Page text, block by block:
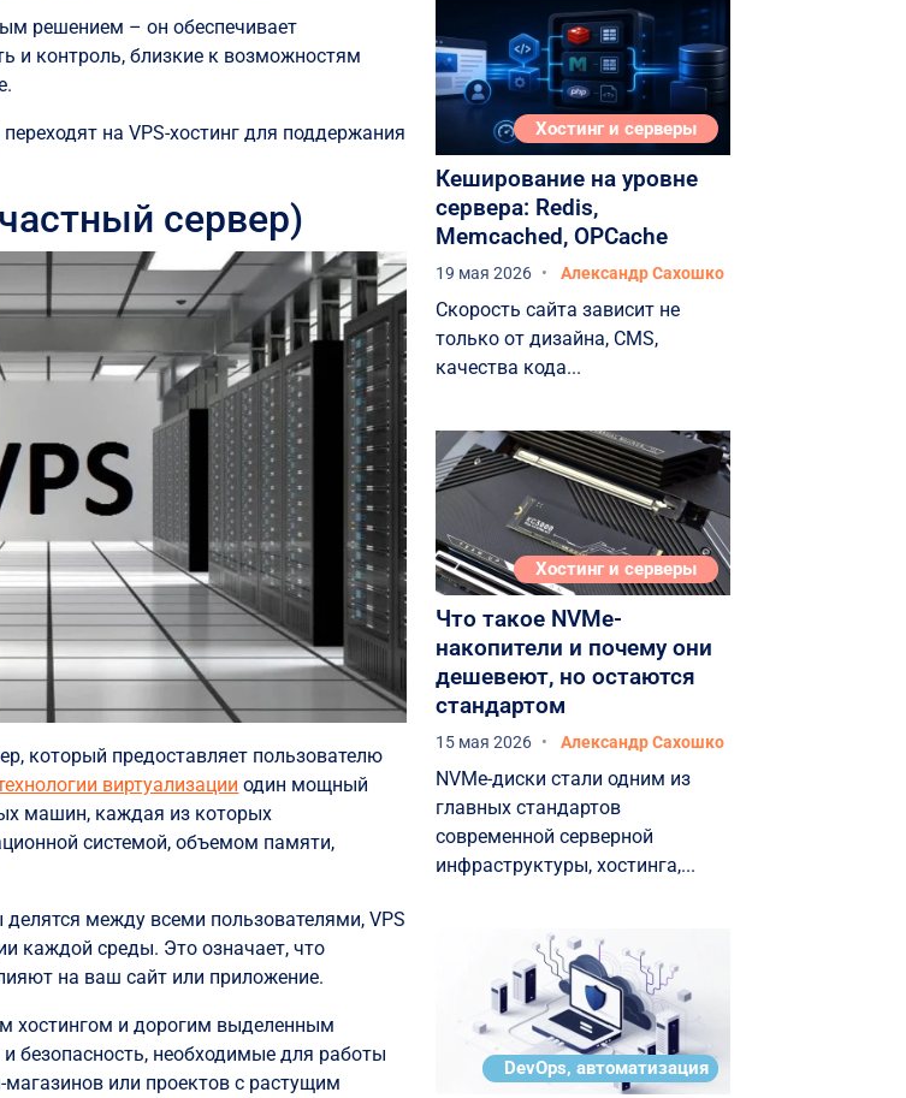
решением – он обеспечивает
и контроль, близкие к возможностям
на VPS-хостинг для поддержания
сервер)
который предоставляет пользователю
виртуализации один мощный
машин, каждая из которых
системой, объемом памяти,
делятся между всеми пользователями, VPS
каждой среды. Это означает, что
на ваш сайт или приложение.
хостингом и дорогим выделенным
безопасность, необходимые для работы
или проектов с растущим
Лучший контроль
Стоимость
Сравнение VPS с общим и
выделенным хостингом
Когда следует переходить
на VPS?
Как выбрать лучший VPS
хостинг-план для вашего веб-
сайта?
Управляемые и
неуправляемые VPS-сервисы
Надежность и
бесперебойная работа
Аппаратные средства и
ресурсы
Круглосуточная поддержка
клиентов
Служба резервного
копирования
Рекомендации по
использованию ВПС
Вывод
Хостинг и серверы
Кеширование на уровне
сервера: Redis,
Memcached, OPCache
19 мая 2026 Александр Сахошко
Скорость сайта зависит не
только от дизайна, CMS,
качества кода...
Хостинг и серверы
Что такое NVMe-
накопители и почему они
дешевеют, но остаются
стандартом
15 мая 2026 Александр Сахошко
NVMe-диски стали одним из
главных стандартов
современной серверной
инфраструктуры, хостинга,...
DevOps, автоматизация